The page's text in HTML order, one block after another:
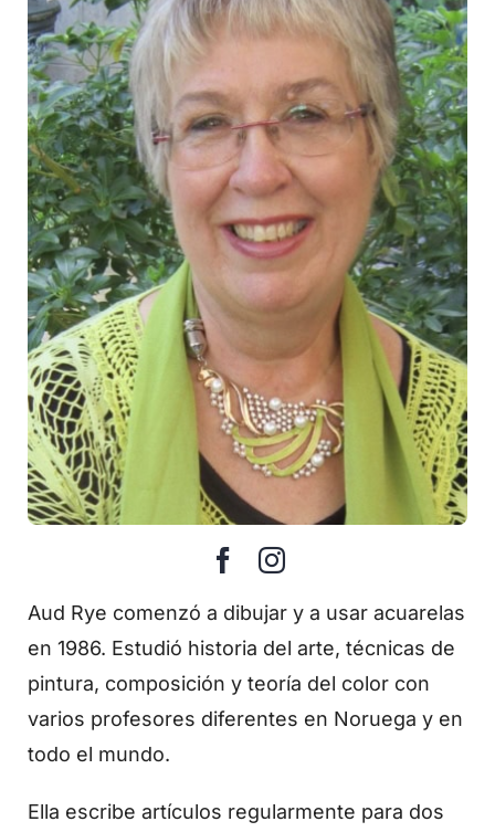
Aud Rye comenzó a dibujar y a usar acuarelas
en 1986. Estudió historia del arte, técnicas de
pintura, composición y teoría del color con
varios profesores diferentes en Noruega y en
todo el mundo.
Ella escribe artículos regularmente para dos